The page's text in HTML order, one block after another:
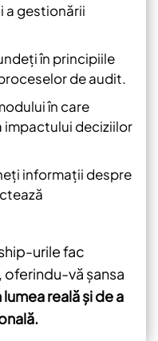
a gestionării
în principiile
de audit.
în care
impactului deciziilor
informații despre
urile fac
vă șansa
reală și de a